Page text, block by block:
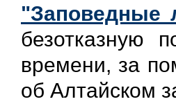
"Заповедные
безотказную
времени, за
об Алтайском